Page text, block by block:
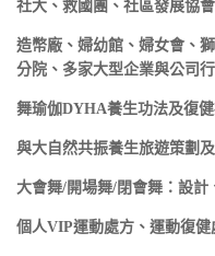
社大、救國團、社區發展協
造幣廠、婦幼館、婦女會、
分院、多家大型企業與公司
舞瑜伽DYHA養生功法及復
與大自然共振養生旅遊策劃及
大會舞/開場舞/閉會舞：設計
個人VIP運動處方、運動復健